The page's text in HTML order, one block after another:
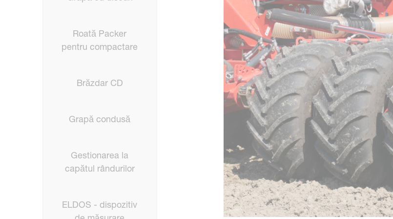
Roată Packer
pentru compactare
Brăzdar CD
Grapă condusă
Gestionarea la
capătul rândurilor
ELDOS - dispozitiv